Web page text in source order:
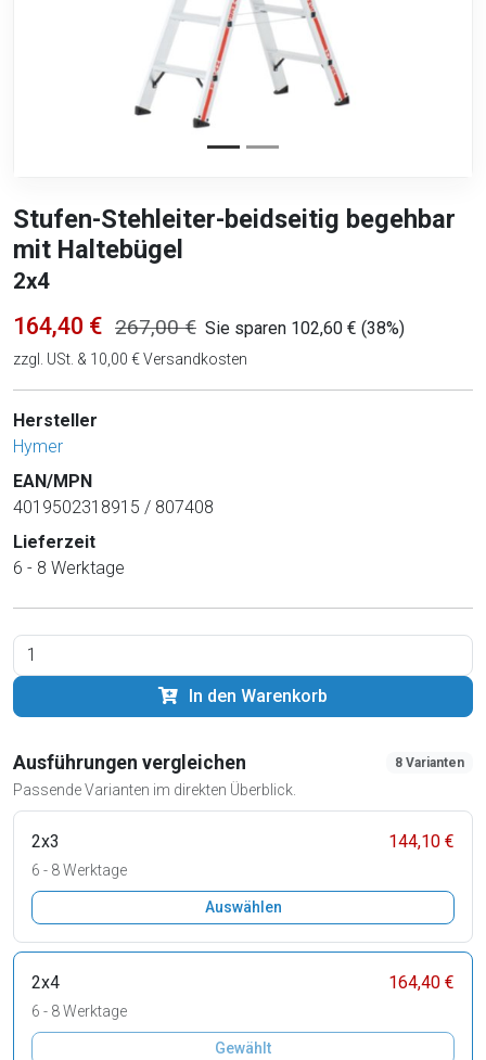
Stufen-Stehleiter-beidseitig begehbar
mit Haltebügel
2x4
164,40 € 267,00 € Sie sparen 102,60 € (38%)
zzgl. USt. & 10,00 € Versandkosten
Hersteller
Hymer
EAN/MPN
4019502318915 / 807408
Lieferzeit
6 - 8 Werktage
In den Warenkorb
Ausführungen vergleichen
Passende Varianten im direkten Überblick.
8 Varianten
2x3 144,10 €
6 - 8 Werktage
Auswählen
2x4 164,40 €
6 - 8 Werktage
Gewählt